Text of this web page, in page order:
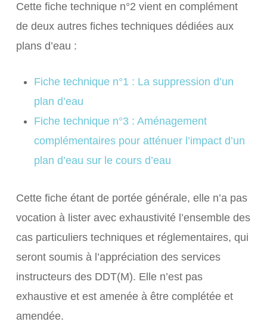
Cette fiche technique n°2 vient en complément
de deux autres fiches techniques dédiées aux
plans d’eau :
Fiche technique n°1 : La suppression d’un
plan d’eau
Fiche technique n°3 : Aménagement
complémentaires pour atténuer l’impact d’un
plan d’eau sur le cours d’eau
Cette fiche étant de portée générale, elle n’a pas
vocation à lister avec exhaustivité l’ensemble des
cas particuliers techniques et réglementaires, qui
seront soumis à l’appréciation des services
instructeurs des DDT(M). Elle n’est pas
exhaustive et est amenée à être complétée et
amendée.